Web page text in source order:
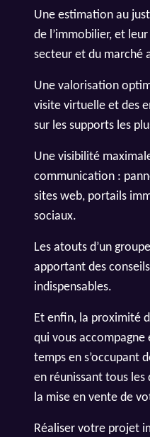
Une estimation au
de l’immobilier, et
secteur et du marché
Une valorisation
visite virtuelle et des
sur les supports les
Une visibilité
communication :
sites web, portails
sociaux.
Les atouts d’un
apportant des
indispensables.
Et enfin, la proximité
qui vous
temps en s’occupant
en réunissant tous les
la mise en vente de
Réaliser votre projet